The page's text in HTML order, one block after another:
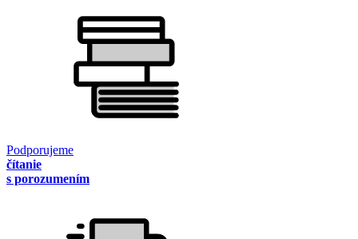
Podporujeme
čítanie
s porozumením